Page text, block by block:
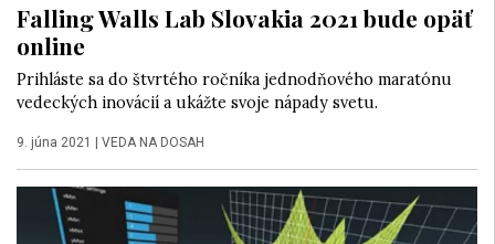
Falling Walls Lab Slovakia 2021 bude opäť
online
Prihláste sa do štvrtého ročníka jednodňového maratónu
vedeckých inovácií a ukážte svoje nápady svetu.
9. júna 2021 VEDA NA DOSAH